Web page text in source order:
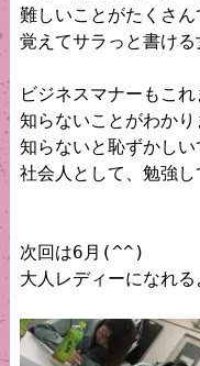
難しいことがたくさん
覚えてサラっと書け
ビジネスマナーもこ
知らないことがわか
知らないと恥ずかしい
社会人として、勉強
次回は6月(^^)
大人レディーになれ